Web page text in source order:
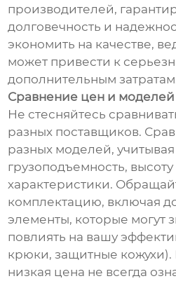
производителей,
долговечность и
экономить на качестве,
может привести к
дополнительным
Сравнение цен и моделей
Не стесняйтесь
разных поставщиков.
разных моделей,
грузоподъемность,
характеристики.
комплектацию, включая
элементы, которые могут
повлиять на вашу
крюки, защитные кожухи).
низкая цена не всегда